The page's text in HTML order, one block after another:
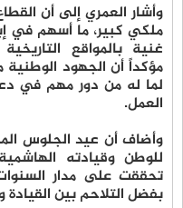
وأشار العمري إلى أن
ملكي كبير، ما أسهم في
غنية بالمواقع
مؤكداً أن الجهود الوطنية
لما له من دور مهم في
العمل.
وأضاف أن عيد الجلوس
للوطن وقيادته
تحققت على مدار
بفضل التلاحم بين